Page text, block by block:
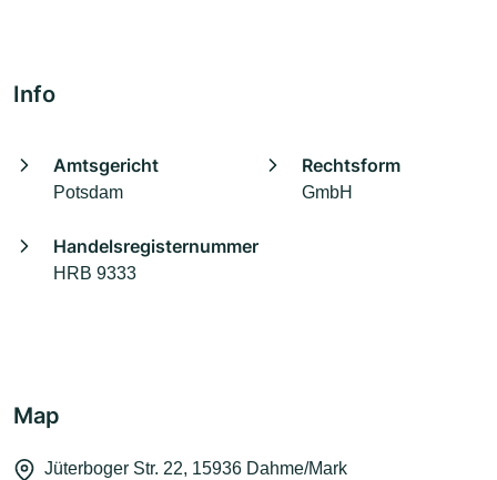
Info
Amtsgericht
Potsdam
Rechtsform
GmbH
Handelsregisternummer
HRB 9333
Map
Jüterboger Str. 22, 15936 Dahme/Mark